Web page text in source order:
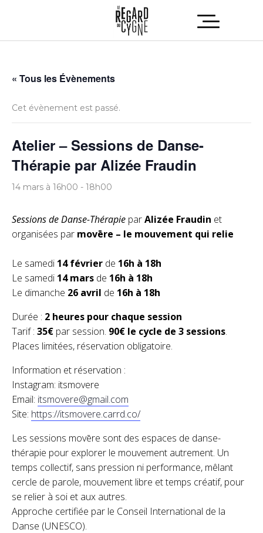
« Tous les Évènements
Cet évènement est passé.
Atelier – Sessions de Danse-
Thérapie par Alizée Fraudin
14 mars à 16h00 - 18h00
Sessions de Danse-Thérapie parAlizée Fraudin et
organisées par movēre – le mouvement qui relie
Le samedi 14 février de 16h à 18h
Le samedi 14 mars de 16h à 18h
Le dimanche 26 avril de 16h à 18h
Durée : 2 heures pour chaque session
Tarif : 35€ par session. 90€ le cycle de 3 sessions.
Places limitées, réservation obligatoire.
Information et réservation :
Instagram: itsmovere
Email: itsmovere@gmail.com
Site: https://itsmovere.carrd.co/
Les sessions movēre sont des espaces de danse-
thérapie pour explorer le mouvement autrement. Un
temps collectif, sans pression ni performance, mêlant
cercle de parole, mouvement libre et temps créatif, pour
se relier à soi et aux autres.
Approche certifiée par le Conseil International de la
Danse (UNESCO).